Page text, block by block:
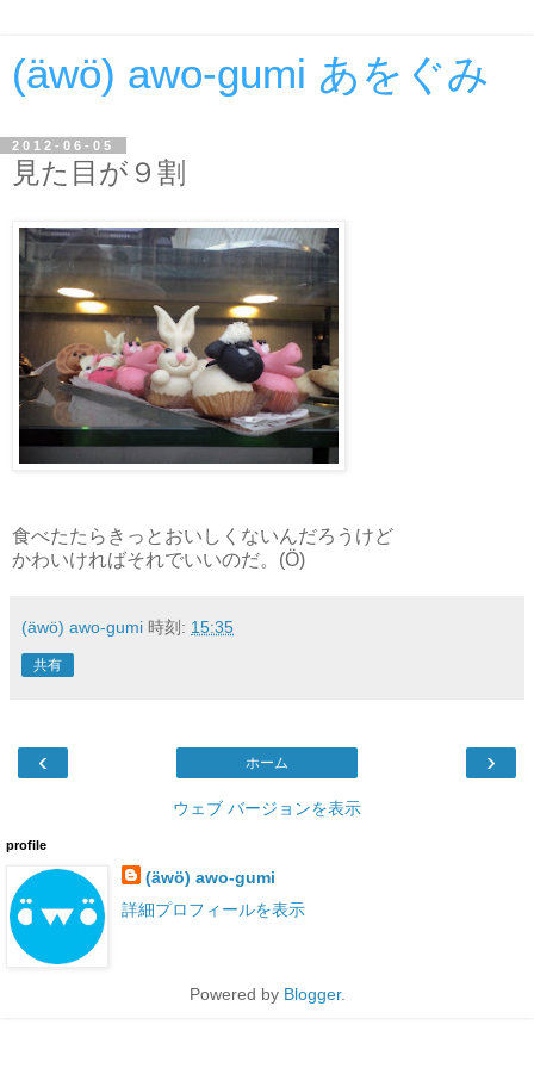
(äwö) awo-gumi あをぐみ
2012-06-05
見た目が９割
食べたたらきっとおいしくないんだろうけど
かわいければそれでいいのだ。(Ö)
(äwö) awo-gumi 時刻: 15:35
共有
‹ ›
ホーム
ウェブ バージョンを表示
profile
(äwö) awo-gumi
詳細プロフィールを表示
Powered by Blogger.